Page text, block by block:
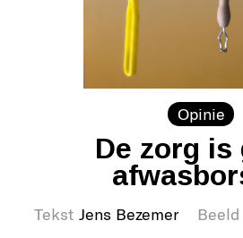
Opinie
De zorg is
Tekst Jens Bezemer Beeld